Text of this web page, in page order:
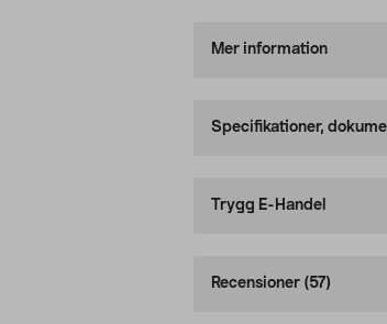
Mer information
Specifikationer,
Trygg E-Handel
Recensioner (57)